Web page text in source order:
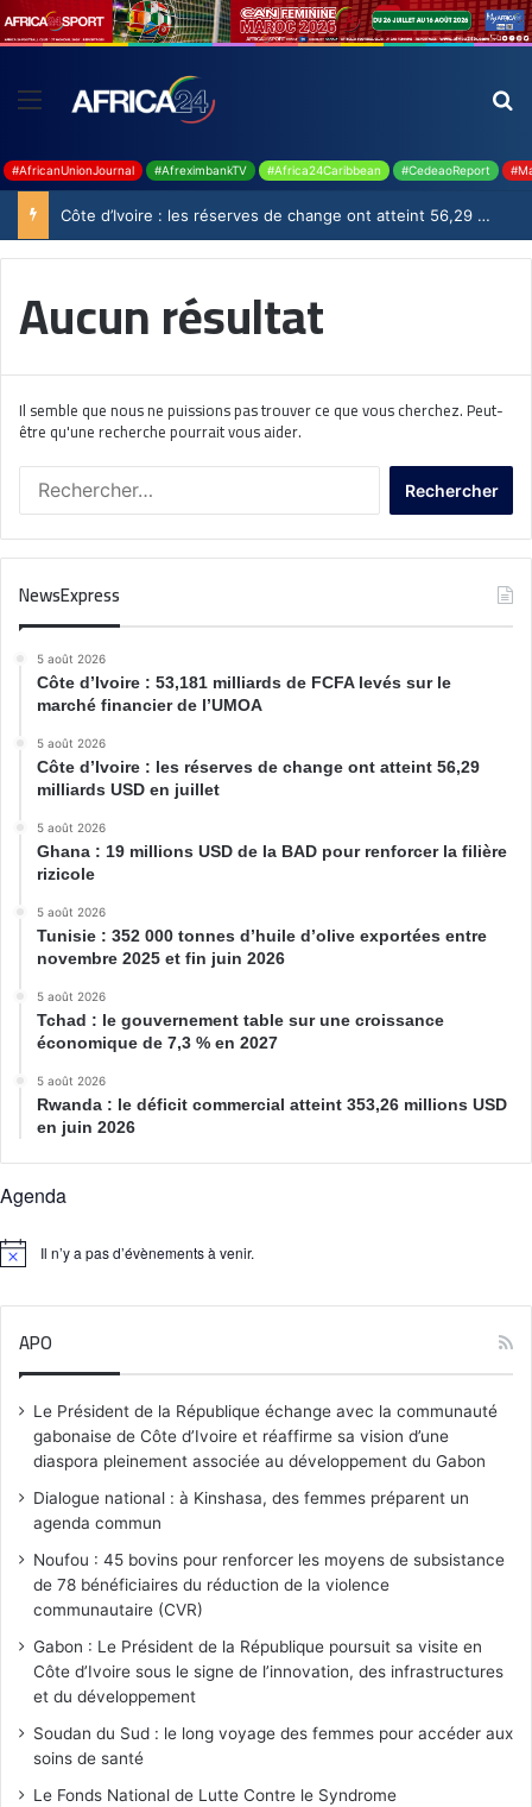
#AfricanUnionJournal #AfreximbankTV #Africa24Caribbean #CedeaoReport
Côte d’Ivoire : les réserves de change ont atteint 56,29 milliards USD en juillet
Aucun résultat
Il semble que nous ne puissions pas trouver ce que vous cherchez. Peut-
être qu'une recherche pourrait vous aider.
NewsExpress
5 août 2026
Côte d’Ivoire : 53,181 milliards de FCFA levés sur le
marché financier de l’UMOA
5 août 2026
Côte d’Ivoire : les réserves de change ont atteint 56,29
milliards USD en juillet
5 août 2026
Ghana : 19 millions USD de la BAD pour renforcer la filière
rizicole
5 août 2026
Tunisie : 352 000 tonnes d’huile d’olive exportées entre
novembre 2025 et fin juin 2026
5 août 2026
Tchad : le gouvernement table sur une croissance
économique de 7,3 % en 2027
5 août 2026
Rwanda : le déficit commercial atteint 353,26 millions USD
en juin 2026
Agenda
N
Il n’y a pas d’évènements à venir.
APO
Le Président de la République échange avec la communauté
gabonaise de Côte d’Ivoire et réaffirme sa vision d’une
diaspora pleinement associée au développement du Gabon
Dialogue national : à Kinshasa, des femmes préparent un
agenda commun
Noufou : 45 bovins pour renforcer les moyens de subsistance
de 78 bénéficiaires du réduction de la violence
communautaire (CVR)
Gabon : Le Président de la République poursuit sa visite en
Côte d’Ivoire sous le signe de l’innovation, des infrastructures
et du développement
Soudan du Sud : le long voyage des femmes pour accéder aux
soins de santé
Le Fonds National de Lutte Contre le Syndrome